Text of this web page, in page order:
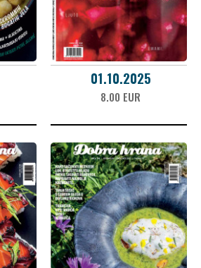
01.10.2025
8.00 EUR